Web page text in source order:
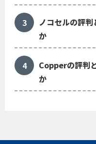
ノコセルの評
か
Copperの評判
か